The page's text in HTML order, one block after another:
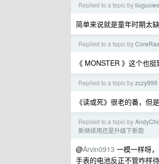
Replied to a topic by
简单来说就是童年时期太
Replied to a topic byCoreRax
《 MONSTER 》这个也挺
Replied to a topic byzczy999
《读或死》很老的番，但
Replied to a topic by
新继续用还是升级下新款
@Arvin0913 一模一样呀
手表的电池反正不管咋样